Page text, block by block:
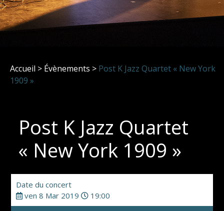
Accueil > Évènements > Post K Jazz Quartet « New York
1909 »
Post K Jazz Quartet
« New York 1909 »
Date du concert
ven 8 Mar 2019
19:00